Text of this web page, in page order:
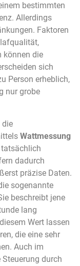
bestimmten
Allerdings
Faktoren
können die
sich
Person erheblich,
nur grobe
die
Wattmessung
dadurch
präzise Daten.
sogenannte
beschreibt jene
lang
Wert lassen
die eine sehr
Auch im
durch